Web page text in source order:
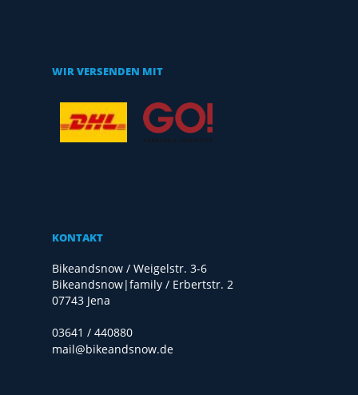
WIR VERSENDEN MIT
KONTAKT
Bikeandsnow / Weigelstr. 3-6
Bikeandsnow|family / Erbertstr. 2
07743 Jena
03641 / 440880
mail@bikeandsnow.de